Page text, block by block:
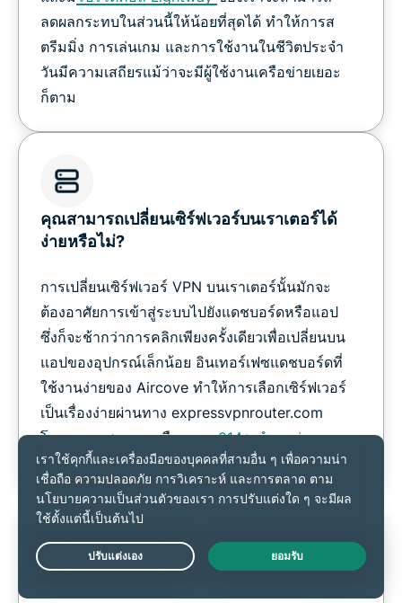
ลดผลกระทบในส่วนนี้ให้น้อยที่สุดได้ ทำให้การส
ตรีมมิ่ง การเล่นเกม และการใช้งานในชีวิตประจำ
วันมีความเสถียรแม้ว่าจะมีผู้ใช้งานเครือข่ายเยอะ
ก็ตาม
คุณสามารถเปลี่ยนเซิร์ฟเวอร์บนเราเตอร์ได้
ง่ายหรือไม่?
การเปลี่ยนเซิร์ฟเวอร์ VPN บนเราเตอร์นั้นมักจะ
ต้องอาศัยการเข้าสู่ระบบไปยังแดชบอร์ดหรือแอป
ซึ่งก็จะช้ากว่าการคลิกเพียงครั้งเดียวเพื่อเปลี่ยนบน
แอปของอุปกรณ์เล็กน้อย อินเทอร์เฟซแดชบอร์ดที่
ใช้งานง่ายของ Aircove ทำให้การเลือกเซิร์ฟเวอร์
เป็นเรื่องง่ายผ่านทาง expressvpnrouter.com
โดยคุณจะสามารถเลือกจาก214+ ตำแหน่ง
เซิร์ฟเวอร์ได้อย่างรวดเร็ว
Live Chat